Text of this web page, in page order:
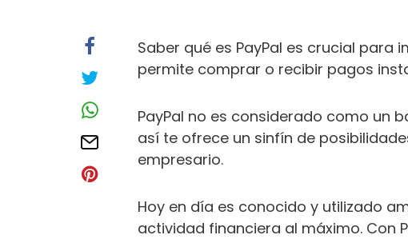
Saber qué es PayPal es crucial
permite comprar o recibir pagos
PayPal no es considerado como un
así te ofrece un sinfín de
empresario.
Hoy en día es conocido y utilizado
actividad financiera al máximo. Con